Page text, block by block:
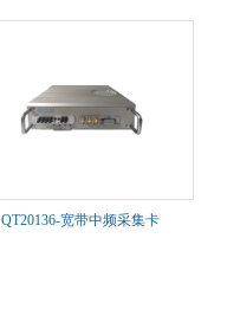
QT20136-宽带中频采集卡